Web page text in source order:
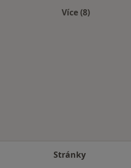
Více (8)
Stránky